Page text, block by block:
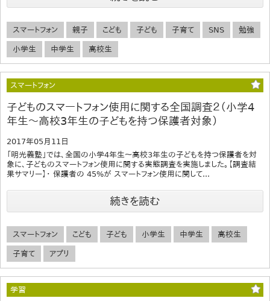
スマートフォン 親子 こども 子ども 子育て SNS 勉強
小学生 中学生 高校生
スマートフォン
子どものスマートフォン使用に関する全国調査２（小学4
年生〜高校3年生の子どもを持つ保護者対象）
2017年05月11日
「明光義塾」では、全国の小学4年生〜高校3年生の子どもを持つ保護者を対
象に、子どものスマートフォン使用に関する実態調査を実施しました。【調査結
果サマリー】・ 保護者の 45%が スマートフォン使用に関して...
続きを読む
スマートフォン こども 子ども 小学生 中学生 高校生
子育て アプリ
学習